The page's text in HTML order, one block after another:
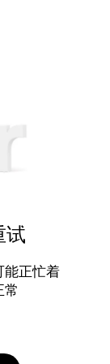
试
能正忙着
常